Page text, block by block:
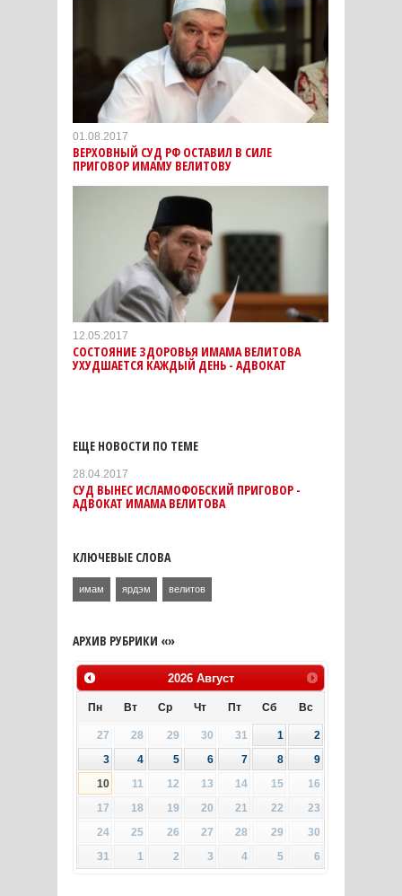
01.08.2017
ВЕРХОВНЫЙ СУД РФ ОСТАВИЛ В СИЛЕ
ПРИГОВОР ИМАМУ ВЕЛИТОВУ
12.05.2017
СОСТОЯНИЕ ЗДОРОВЬЯ ИМАМА ВЕЛИТОВА
УХУДШАЕТСЯ КАЖДЫЙ ДЕНЬ - АДВОКАТ
ЕЩЕ НОВОСТИ ПО ТЕМЕ
28.04.2017
СУД ВЫНЕС ИСЛАМОФОБСКИЙ ПРИГОВОР -
АДВОКАТ ИМАМА ВЕЛИТОВА
КЛЮЧЕВЫЕ СЛОВА
имам ярдэм велитов
АРХИВ РУБРИКИ «»
2026 Август
Пн Вт Ср Чт Пт Сб Вс
27 28 29 30 31 1
2
3
4 5 6 7 8
9
10
11 12 13 14 15
16
17
18 19 20 21 22
23
24
25 26 27 28 29
30
31
1 2 3 4 5 6